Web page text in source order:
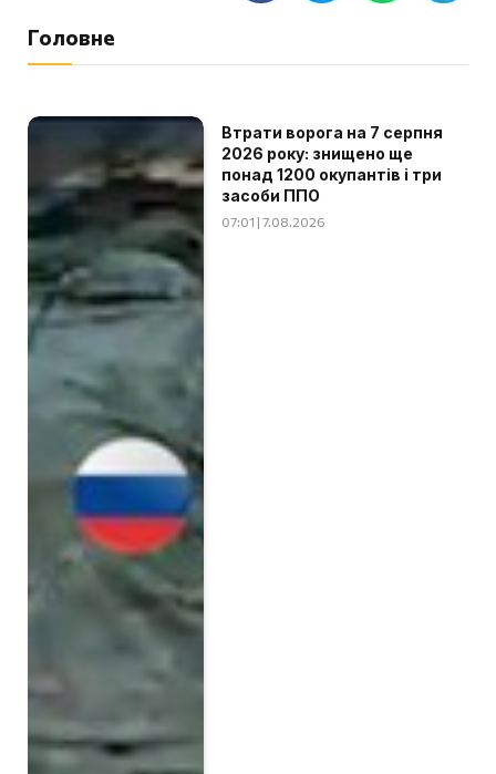
Головне
Втрати ворога на 7 серпня
2026 року: знищено ще
понад 1200 окупантів і три
засоби ППО
07:01 | 7.08.2026